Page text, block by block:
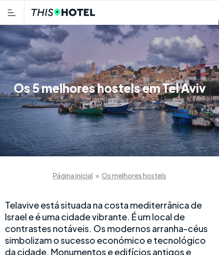
Os 5 melhores hostels em Tel Aviv
Página inicial » Os melhores hostels
Telavive está situada na costa mediterrânica de
Israel e é uma cidade vibrante. É um local de
contrastes notáveis. Os modernos arranha-céus
simbolizam o sucesso económico e tecnológico
da cidade. Monumentos e edifícios antigos e